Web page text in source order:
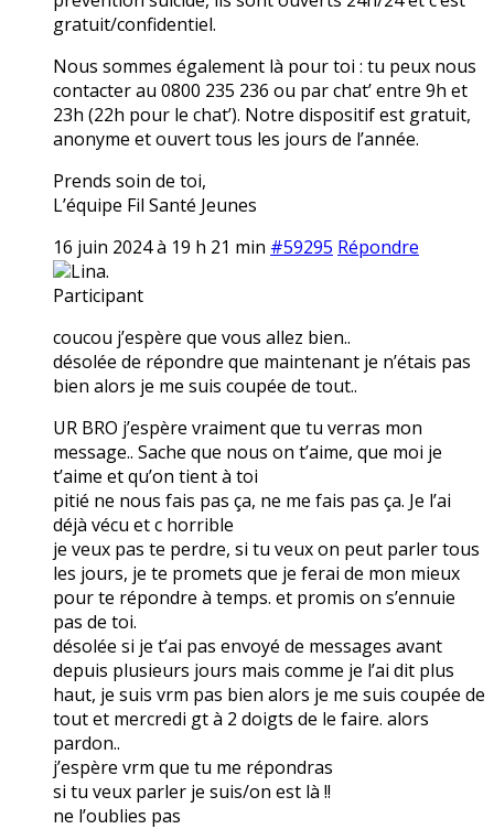
gratuit/confidentiel.
Nous sommes également là pour toi : tu peux nous
contacter au 0800 235 236 ou par chat’ entre 9h et
23h (22h pour le chat’). Notre dispositif est gratuit,
anonyme et ouvert tous les jours de l’année.
Prends soin de toi,
L’équipe Fil Santé Jeunes
16 juin 2024 à 19 h 21 min #59295 Répondre
Lina.
Participant
coucou j’espère que vous allez bien..
désolée de répondre que maintenant je n’étais pas
bien alors je me suis coupée de tout..
UR BRO j’espère vraiment que tu verras mon
message.. Sache que nous on t’aime, que moi je
t’aime et qu’on tient à toi
pitié ne nous fais pas ça, ne me fais pas ça. Je l’ai
déjà vécu et c horrible
je veux pas te perdre, si tu veux on peut parler tous
les jours, je te promets que je ferai de mon mieux
pour te répondre à temps. et promis on s’ennuie
pas de toi.
désolée si je t’ai pas envoyé de messages avant
depuis plusieurs jours mais comme je l’ai dit plus
haut, je suis vrm pas bien alors je me suis coupée de
tout et mercredi gt à 2 doigts de le faire. alors
pardon..
j’espère vrm que tu me répondras
si tu veux parler je suis/on est là !!
ne l’oublies pas